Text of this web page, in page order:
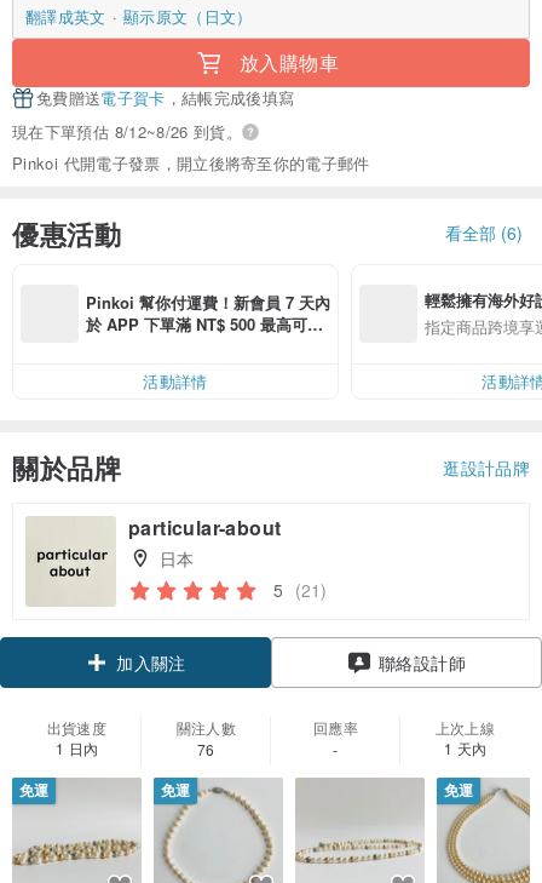
翻譯成英文
顯示原文（日文）
放入購物車
免費贈送電子賀卡 ，結帳完成後填寫
現在下單預估 8/12~8/26 到貨。
Pinkoi 代開電子發票，開立後將寄至你的電子郵件
優惠活動 看全部 (6)
Pinkoi 幫你付運費！新會員 7 天內
於 APP 下單滿 NT$ 500 最高可折
活動詳情
輕鬆擁有海外好
指定商品跨境享
活動詳
關於品牌 逛設計品牌
particular-about
日本
5 (21)
加入關注 聯絡設計師
出貨速度
1 日內
關注人數
76
回應率
-
上次上線
1 天內
免運 免運 免運